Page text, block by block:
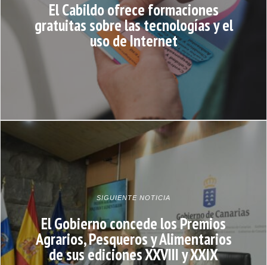
El Cabildo ofrece formaciones
gratuitas sobre las tecnologías y el
uso de Internet
SIGUIENTE NOTICIA
El Gobierno concede los Premios
Agrarios, Pesqueros y Alimentarios
de sus ediciones XXVIII y XXIX